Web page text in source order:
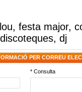
, festa major,
discoteques, dj
PER CORREU
* Consulta